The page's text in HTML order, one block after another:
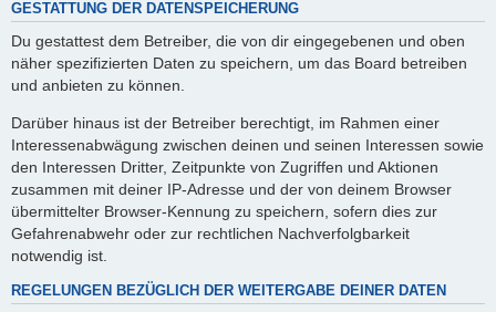
GESTATTUNG DER DATENSPEICHERUNG
Du gestattest dem Betreiber, die von dir eingegebenen und oben
näher spezifizierten Daten zu speichern, um das Board betreiben
und anbieten zu können.
Darüber hinaus ist der Betreiber berechtigt, im Rahmen einer
Interessenabwägung zwischen deinen und seinen Interessen sowie
den Interessen Dritter, Zeitpunkte von Zugriffen und Aktionen
zusammen mit deiner IP-Adresse und der von deinem Browser
übermittelter Browser-Kennung zu speichern, sofern dies zur
Gefahrenabwehr oder zur rechtlichen Nachverfolgbarkeit
notwendig ist.
REGELUNGEN BEZÜGLICH DER WEITERGABE DEINER DATEN